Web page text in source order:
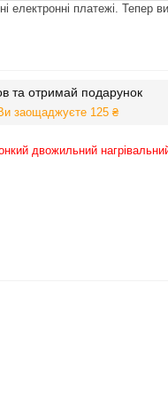
електронні платежі.
та отримай подарунок
заощаджуєте 125 ₴
двожильний